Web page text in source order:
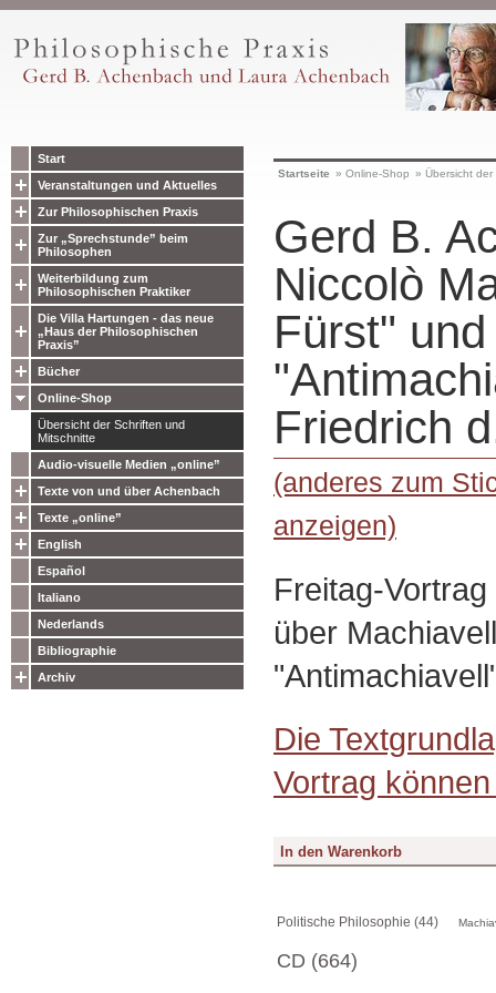
Start
Veranstaltungen und Aktuelles
Zur Philosophischen Praxis
Zur „Sprechstunde” beim
Philosophen
Weiterbildung zum
Philosophischen Praktiker
Die Villa Hartungen - das neue
„Haus der Philosophischen
Praxis”
Bücher
Online-Shop
Übersicht der Schriften und
Mitschnitte
Audio-visuelle Medien „online”
Texte von und über Achenbach
Texte „online”
English
Español
Italiano
Nederlands
Bibliographie
Archiv
Startseite » Online-Shop » Übersicht
Gerd B.
Niccolò
Fürst"
Friedrich
(anderes zum
anzeigen)
Freitag-
über
Die
Vortrag
Politische Philosophie (44)
CD (664)